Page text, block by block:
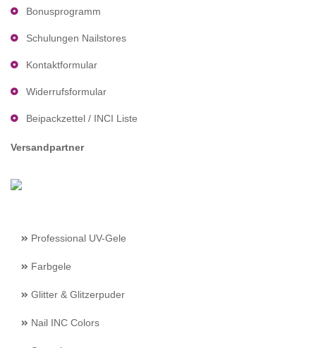
Bonusprogramm
Schulungen Nailstores
Kontaktformular
Widerrufsformular
Beipackzettel / INCI Liste
Versandpartner
Professional UV-Gele
Farbgele
Glitter & Glitzerpuder
Nail INC Colors